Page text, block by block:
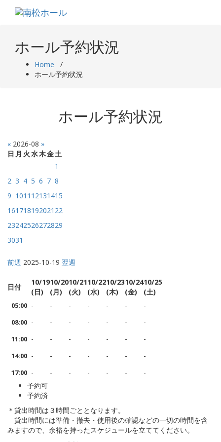
ホール予約状況
Home /
ホール予約状況
ホール予約状況
« 2026-08 »
日 月 火水木金土
1
2 3 4 5 6 7 8
9 1011 12131415
161718192021 22
23242526272829
3031
前週 2025-10-19 翌週
日付
10/19
(日)
10/20
(月)
10/21
(火)
10/22
(水)
10/23
(木)
10/24
(金)
10/25
(土)
05:00 - - - - - - -
08:00 - - - - - - -
11:00 - - - - - - -
14:00 - - - - - - -
17:00 - - - - - -
-
予約可
予約済
＊貸出時間は３時間ごととなります。
貸出時間には準備・撤去・使用後の確認などの一切の時間を含
みますので、余裕を持ったスケジュールを立ててください。